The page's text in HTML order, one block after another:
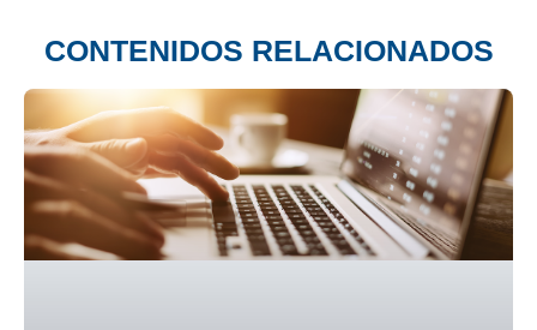
CONTENIDOS RELACIONADOS